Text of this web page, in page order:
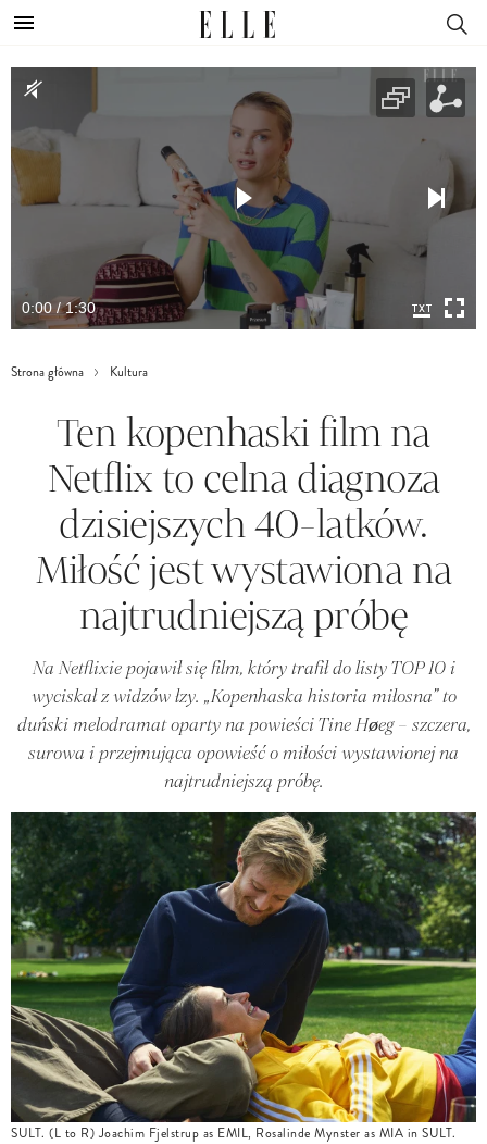
0:00 / 1:30
Strona główna Kultura
Ten kopenhaski film na
Netflix to celna diagnoza
dzisiejszych 40-latków.
Miłość jest wystawiona na
najtrudniejszą próbę
Na Netflixie pojawił się film, który trafił do listy TOP 10 i
wyciskał z widzów łzy. „Kopenhaska historia miłosna” to
duński melodramat oparty na powieści Tine Høeg – szczera,
surowa i przejmująca opowieść o miłości wystawionej na
najtrudniejszą próbę.
SULT. (L to R) Joachim Fjelstrup as EMIL, Rosalinde Mynster as MIA in SULT.